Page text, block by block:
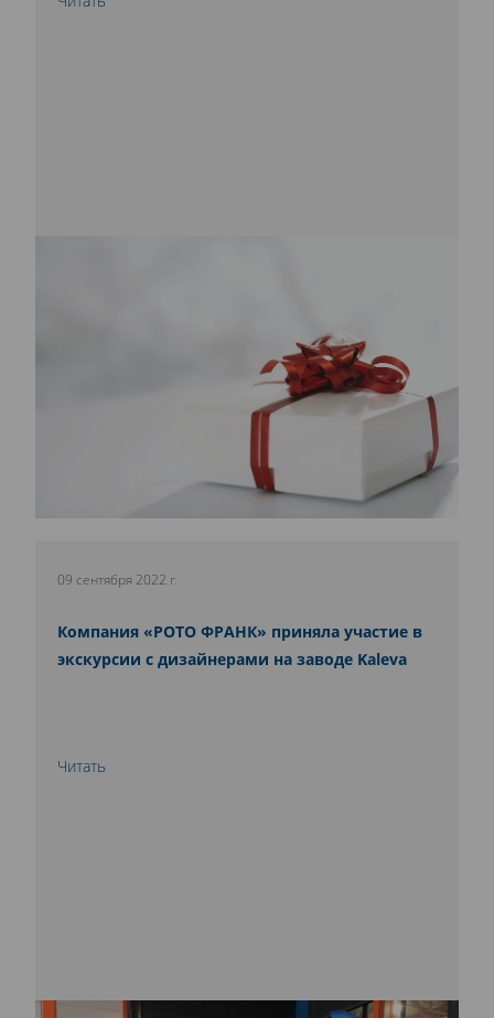
09 сентября 2022 г.
Компания «РОТО ФРАНК» приняла участие в
экскурсии с дизайнерами на заводе Kaleva
Читать